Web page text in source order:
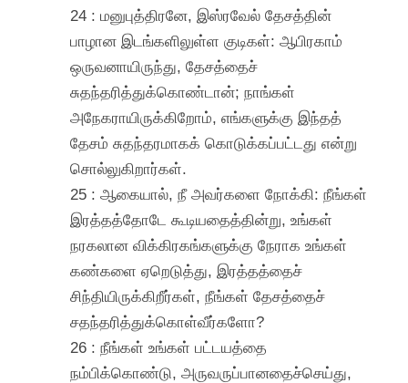
24 : மனுபுத்திரனே, இஸ்ரவேல் தேசத்தின்
பாழான இடங்களிலுள்ள குடிகள்: ஆபிரகாம்
ஒருவனாயிருந்து, தேசத்தைச்
சுதந்தரித்துக்கொண்டான்; நாங்கள்
அநேகராயிருக்கிறோம், எங்களுக்கு இந்தத்
தேசம் சுதந்தரமாகக் கொடுக்கப்பட்டது என்று
சொல்லுகிறார்கள்.
25 : ஆகையால், நீ அவர்களை நோக்கி: நீங்கள்
இரத்தத்தோடே கூடியதைத்தின்று, உங்கள்
நரகலான விக்கிரகங்களுக்கு நேராக உங்கள்
கண்களை ஏறெடுத்து, இரத்தத்தைச்
சிந்தியிருக்கிறீர்கள், நீங்கள் தேசத்தைச்
சதந்தரித்துக்கொள்வீர்களோ?
26 : நீங்கள் உங்கள் பட்டயத்தை
நம்பிக்கொண்டு, அருவருப்பானதைச்செய்து,